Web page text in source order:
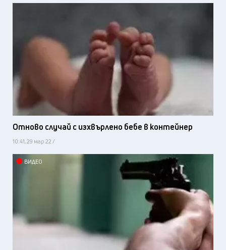
Отново случай с изхвърлено бебе в контейнер
10:41, 29 мар 22 /
ВИДЕО